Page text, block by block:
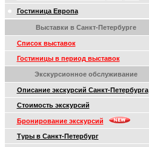
Гостиница Европа
Выставки в Санкт-Петербурге
Список выставок
Гостиницы в период выставок
Экскурсионное обслуживание
Описание экскурсий Санкт-Петербурга
Стоимость экскурсий
Бронирование экскурсий
Туры в Санкт-Петербург